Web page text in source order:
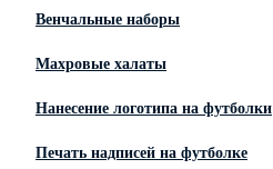
Венчальные наборы
Махровые халаты
Нанесение логотипа на футболки
Печать надписей на футболке